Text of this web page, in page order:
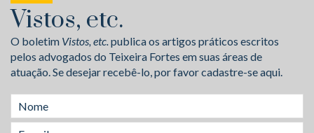
Vistos, etc.
O boletim Vistos, etc.publica os artigos práticos escritos
pelos advogados do Teixeira Fortes em suas áreas de
atuação. Se desejar recebê-lo, por favor cadastre-se aqui.